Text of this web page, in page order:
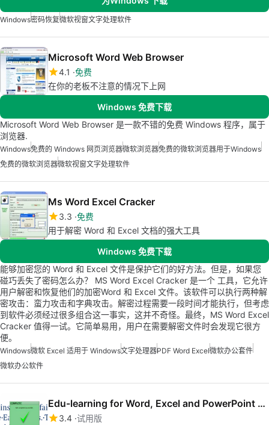
Windows密码恢复微软视窗文字处理软件
Microsoft Word Web Browser
4.1 免费
在你的老板不注意的情况下上网
Windows 免费下载
Microsoft Word Web Browser 是一款不错的免费 Windows 程序，属于
浏览器.
Windows免费的 Windows 网页浏览器微软浏览器免费的微软浏览器用于Windows
免费的微软浏览器微软视窗文字处理软件
Ms Word Excel Cracker
3.3 免费
用于解密 Word 和 Excel 文档的强大工具
Windows 免费下载
能够加密您的 Word 和 Excel 文件是保护它们的好方法。但是，如果您
碰巧丢失了密码怎么办？ MS Word Excel Cracker 是一个 工具，它允许
用户解密和恢复他们的加密Word 和 Excel 文件。该软件可以执行两种解
密攻击：蛮力攻击和字典攻击。解密过程需要一段时间才能执行，但考虑
到软件必须经过很多组合这一事实，这并不奇怪。最终，MS Word Excel
Cracker 值得一试。它简单易用，用户在需要解密文件时会发现它很方
便。
Windows微软 Excel 适用于 Windows文字处理器PDF Word Excel微软办公套件
微软办公软件
Edu-learning for Word, Excel and PowerPoint 2007
3.4 试用版